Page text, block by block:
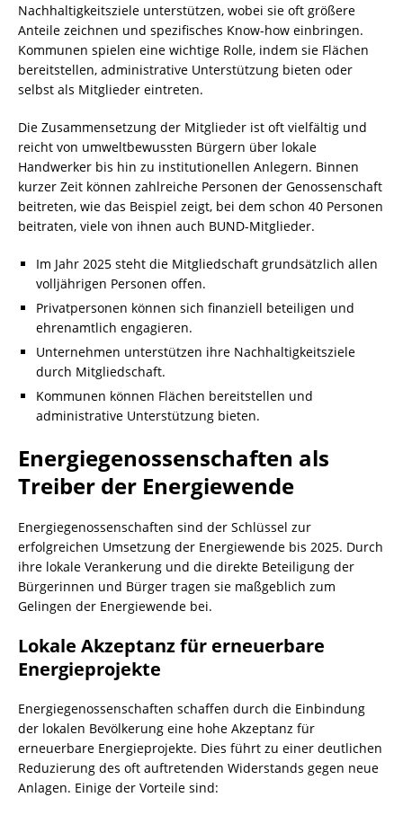
Nachhaltigkeitsziele unterstützen, wobei sie oft größere
Anteile zeichnen und spezifisches Know-how einbringen.
Kommunen spielen eine wichtige Rolle, indem sie Flächen
bereitstellen, administrative Unterstützung bieten oder
selbst als Mitglieder eintreten.
Die Zusammensetzung der Mitglieder ist oft vielfältig und
reicht von umweltbewussten Bürgern über lokale
Handwerker bis hin zu institutionellen Anlegern. Binnen
kurzer Zeit können zahlreiche Personen der Genossenschaft
beitreten, wie das Beispiel zeigt, bei dem schon 40 Personen
beitraten, viele von ihnen auch BUND-Mitglieder.
Im Jahr 2025 steht die Mitgliedschaft grundsätzlich allen
volljährigen Personen offen.
Privatpersonen können sich finanziell beteiligen und
ehrenamtlich engagieren.
Unternehmen unterstützen ihre Nachhaltigkeitsziele
durch Mitgliedschaft.
Kommunen können Flächen bereitstellen und
administrative Unterstützung bieten.
Energiegenossenschaften als
Treiber der Energiewende
Energiegenossenschaften sind der Schlüssel zur
erfolgreichen Umsetzung der Energiewende bis 2025. Durch
ihre lokale Verankerung und die direkte Beteiligung der
Bürgerinnen und Bürger tragen sie maßgeblich zum
Gelingen der Energiewende bei.
Lokale Akzeptanz für erneuerbare
Energieprojekte
Energiegenossenschaften schaffen durch die Einbindung
der lokalen Bevölkerung eine hohe Akzeptanz für
erneuerbare Energieprojekte. Dies führt zu einer deutlichen
Reduzierung des oft auftretenden Widerstands gegen neue
Anlagen. Einige der Vorteile sind: